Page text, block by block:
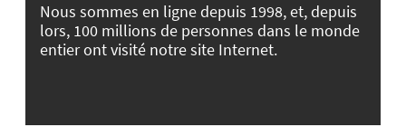
Nous sommes en ligne depuis 1998, et, depuis
lors, 100 millions de personnes dans le monde
entier ont visité notre site Internet.